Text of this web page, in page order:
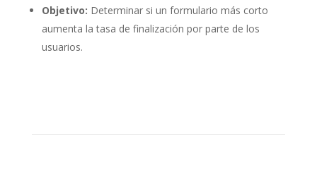
Objetivo: Determinar si un formulario más corto
aumenta la tasa de finalización por parte de los
usuarios.